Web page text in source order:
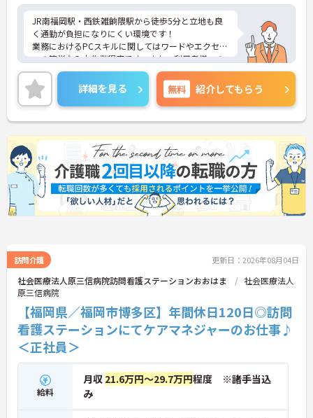
JR南福岡駅・西鉄雑餉隈駅から徒歩5分と立地も良
く通勤が負担になりにくい環境です！
業務におけるPCスキルに関してはワードやエクセル
への簡単な入力作業程度です。また、利用者様への
訪問に関しても車で10分圏内の住宅に訪問するので
長時間の運転などはありません。
残業もほとんどなく、18：00終わりの日勤業務です
ので家庭と両立させて働きたい方はぜひお気軽にお
問い合わせください！
詳細を見る 無料 紹介してもらう
訪問介護 更新日：2026年08月04日
社会医療法人原三信病院訪問看護ステーションおおはま
社会医療法人
原三信病院
【福岡県／福岡市博多区】年間休日120日◎訪問
看護ステーションにてケアマネジャーのお仕事♪
＜正社員＞
給料
月収 21.6万円～29.7万円程度 ※諸手当込
み